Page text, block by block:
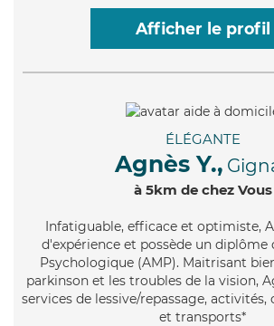
Afficher le profil
ÉLÉGANTE
Agnès Y.,
à 5km de chez Vous
Infatiguable, efficace et optimiste,
d'expérience et possède un diplôme
Psychologique (AMP). Maitrisant
parkinson et les troubles de la vision,
services de lessive/repassage,
et transports*